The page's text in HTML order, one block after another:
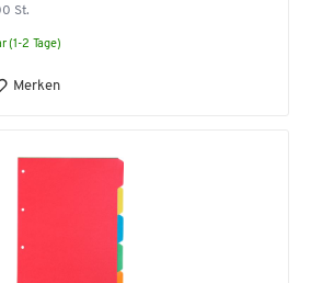
St.
(1-2 Tage)
Merken